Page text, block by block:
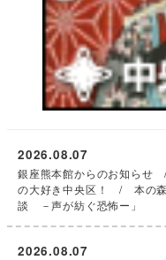
銀座熊本館からのお知ら
の大好き中央区！ / 本の森
談 －声が紡ぐ恐怖ー」
2026.08.07
2026.08.07